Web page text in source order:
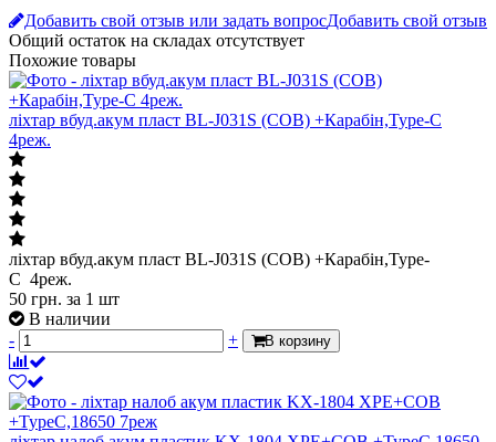
Добавить свой отзыв или задать вопрос
Общий остаток на складах
Похожие товары
ліхтар вбуд.акум пласт BL-J031S (COB) +Карабін,Type-C
4реж.
ліхтар вбуд.акум пласт BL-J031S (COB) +Карабін,Type-
C 4реж.
50грн.за 1 шт
-